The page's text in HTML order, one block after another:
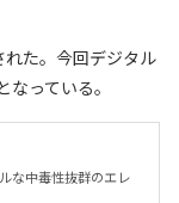
れた。今回デジタル
なっている。
な中毒性抜群のエレ